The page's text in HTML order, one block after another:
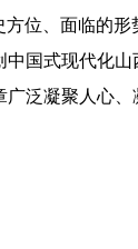
方位、面临的
国式现代化山
泛凝聚人心、